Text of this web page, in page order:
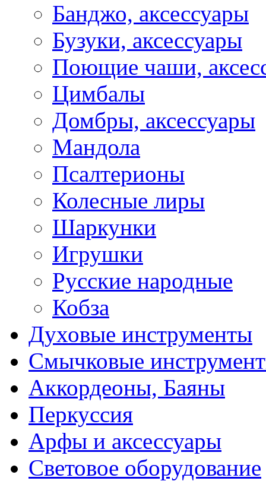
Банджо, аксессуары
Бузуки, аксессуары
Поющие чаши,
Цимбалы
Домбры, аксессуары
Мандола
Псалтерионы
Колесные лиры
Шаркунки
Игрушки
Русские народные
Кобза
Духовые инструменты
Смычковые
Аккордеоны, Баяны
Перкуссия
Арфы и аксессуары
Световое оборудование